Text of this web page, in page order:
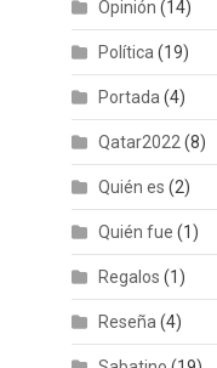
Opinión (14)
Política (19)
Portada (4)
Qatar2022 (8)
Quién es (2)
Quién fue (1)
Regalos (1)
Reseña (4)